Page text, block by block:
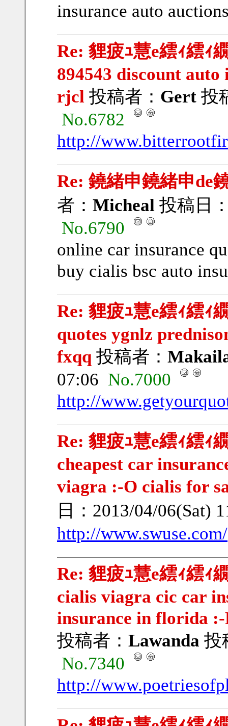
insurance auto
Re: 貍疲ｭ慧e繧ｨ繧ｨ
894543 discount
rjcl 投稿者： Gert 投
No.6782
http://
Re: 鐃緒申鐃緒申de
者： Micheal 投稿日
No.6790
online car insurance
buy cialis bsc auto
Re: 貍疲ｭ慧e繧ｨ繧ｨ
quotes ygnlz
fxqq 投稿者：
07:06 No.7000
http://
Re: 貍疲ｭ慧e繧ｨ繧ｨ
cheapest car
viagra :-O cialis for
日：2013/04/06(Sat)
http://www.swuse.com/
Re: 貍疲ｭ慧e繧ｨ繧ｨ
cialis viagra cic car
insurance in florida :-
投稿者： Lawanda 投
No.7340
http://